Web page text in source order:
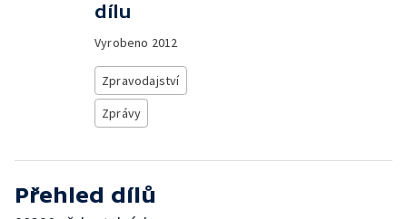
dílu
Vyrobeno 2012
Zpravodajství
Zprávy
Přehled dílů